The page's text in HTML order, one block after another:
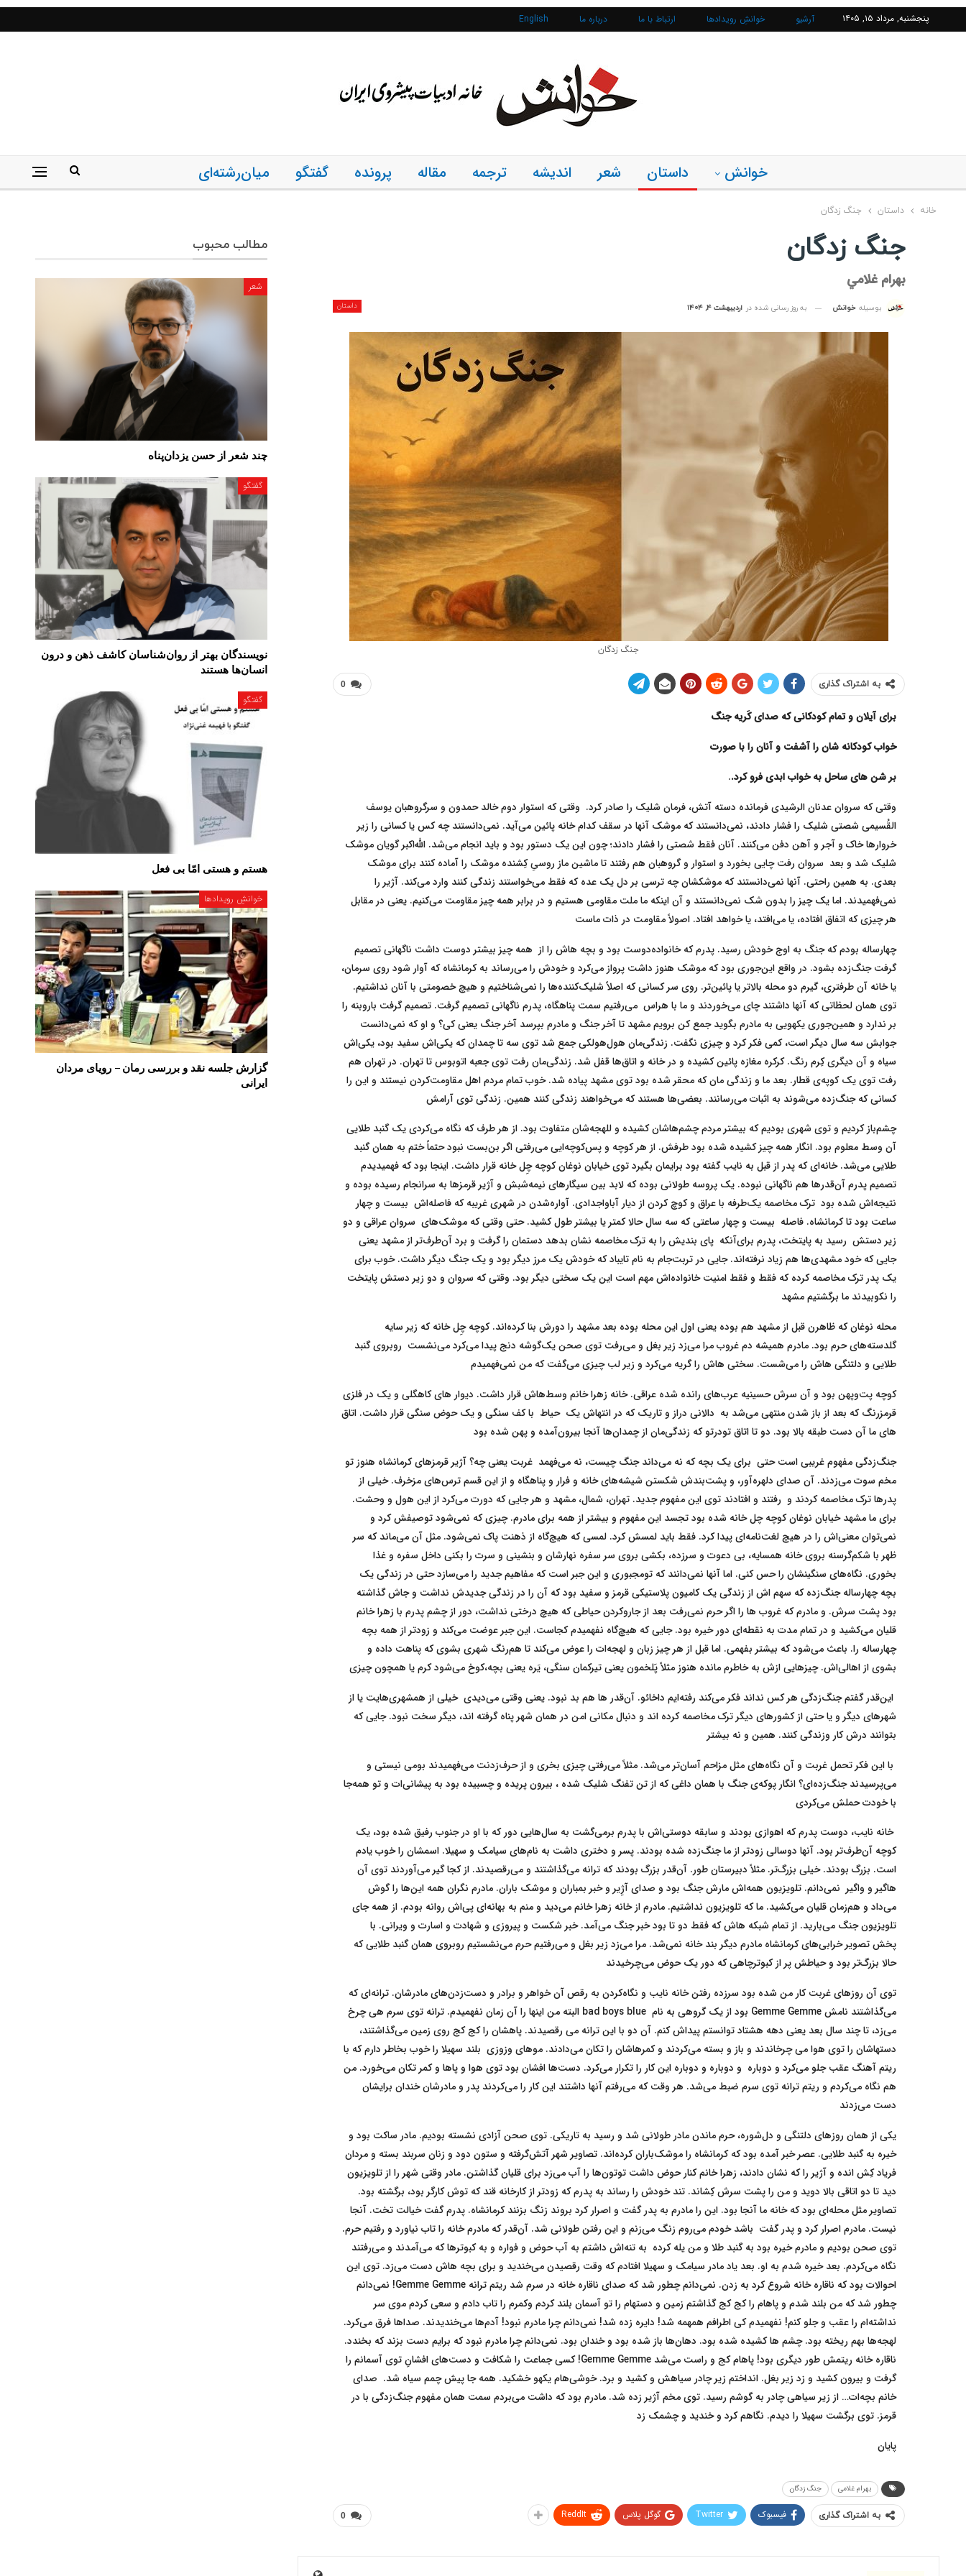
پنجشنبه, مرداد ۱۵, ۱۴۰۵ آرشیو خوانشِ رویدادها ارتباط با ما درباره ما English
خوانش داستان شعر اندیشه ترجمه مقاله پرونده گفتگو میان‌رشته‌ای
خانه داستان جنگ زدگان
جنگ زدگان
بهرام غلامي
داستان بوسیله خوانش به روز رسانی شده در اردیبهشت ۴, ۱۴۰۴
جنگ زدگان
0 به اشتراک گذاری
برای آیلان و تمام کودکانی که صدای کَریه جنگ
خواب کودکانه شان را آشفت و آنان را با صورت
بر شن های ساحل به خواب ابدی فرو کرد..
وقتی که سروان عدنان الرشیدی فرمانده دسته آتش، فرمان شلیک را صادر کرد. وقتی که استوار دوم خالد حمدون و سرگروهبان یوسف
القُسیمی شصتی شلیک را فشار دادند، نمی‌دانستند که موشک آنها در سقف کدام خانه پائین می‌آید. نمی‌دانستند چه کس یا کسانی را زیر
خروارها خاک و آجر و آهن دفن می‌کنند. آنان فقط شصتی را فشار دادند؛ چون این یک دستور بود و باید انجام می‌شد. الله‌اکبر گویان موشک
شلیک شد و بعد سروان رفت چایی بخورد و استوار و گروهبان هم رفتند تا ماشین ماز روسیِ کِشنده موشک را آماده کنند برای موشک
بعدی. به همین راحتی. آنها نمی‌دانستند که موشکشان چه ترسی بر دل یک عده که فقط می‌خواستند زندگی کنند وارد می‌کند. آژیر را
نمی‌فهمیدند. اما یک چیز را بدون شک نمی‌دانستند و آن اینکه ما ملت مقاومی هستیم و در برابر همه چیز مقاومت می‌کنیم. یعنی در مقابل
هر چیزی که اتفاق افتاده، یا می‌افتد، یا خواهد افتاد. اصولاً مقاومت در ذات ماست
چهار‌ساله بودم که جنگ به اوج خودش رسید. پدرم که خانواده‌دوست بود و بچه هاش را از همه چیز بیشتر دوست داشت ناگهانی تصمیم
گرفت جنگ‌زده بشود. در واقع این‌جوری بود که موشک هنوز داشت پرواز می‌کرد و خودش را می‌رساند به کرمانشاه که آوار شود روی سرمان،
یا خانه آن طرفتری، گیرم دو محله بالاتر یا پائین‌تر. روی سر کسانی که اصلاً شلیک‌کننده‌ها را نمی‌شناختیم و هیچ خصومتی با آنان نداشتیم.
توی همان لحظاتی که آنها داشتند چای می‌خوردند و ما با هراس می‌رفتیم سمت پناهگاه، پدرم ناگهانی تصمیم گرفت. تصمیم گرفت باروبنه را
بر ندارد و همین‌جوری یکهویی به مادرم بگوید جمع کن برویم مشهد تا آخر جنگ و مادرم بپرسد آخر جنگ یعنی کی؟ و او که نمی‌دانست
جوابش سه سال دیگر است، کمی فکر کرد و چیزی نگفت. زندگی‌مان هول‌هولکی جمع شد توی سه تا چمدان که یکی‌اش سفید بود، یکی‌اش
سیاه و آن دیگری کِرم رنگ. کرکره مغازه پائین کشیده و در خانه و اتاق‌ها قفل شد. زندگی‌مان رفت توی جعبه اتوبوس تا تهران. در تهران هم
رفت توی یک کوپه‌ی قطار. بعد ما و زندگی مان که محقر شده بود توی مشهد پیاده شد. خوب تمام مردم اهل مقاومت‌کردن نیستند و این را
کسانی که جنگ‌زده می‌شوند به اثبات می‌رسانند. بعضی‌ها هستند که می‌خواهند زندگی کنند همین. زندگی توی آرامش
چشم‌باز کردیم و توی شهری بودیم که بیشتر مردم چشم‌هاشان کشیده و للهجه‌شان متفاوت بود. از هر طرف که نگاه‌ می‌کردی یک گنبد طلایی
آن وسط معلوم بود. انگار همه چیز کشیده شده بود طرفش. از هر کوچه و پس‌کوچه‌ایی می‌رفتی اگر بن‌بست نبود حتماً ختم به همان گنبد
طلایی می‌شد. خانه‌ای که پدر از قبل به نایب گفته بود برایمان بگیرد توی خیابان نوغان کوچه چِل خانه قرار داشت. اینجا بود که فهمیدیدم
تصمیم پدرم آن‌قدرها هم ناگهانی نبوده. یک پروسه طولانی بوده که لابد بین سیگارهای نیمه‌شبش و آژیر قرمزها به سرانجام رسیده بوده و
نتیجه‌اش شده بود ترک مخاصمه یک‌طرفه با عراق و کوچ کردن از دیار آباواجدادی. آواره‌شدن در شهری غریبه که فاصله‌اش بیست و چهار
ساعت بود تا کرمانشاه. فاصله بیست و چهار ساعتی که سه سال حالا کمتر یا بیشتر طول کشید. حتی وقتی که موشک‌های سروان عراقی و دو
زیر دستش رسید به پایتخت، پدرم برای‌آنکه پای بندیش را به ترک مخاصمه نشان بدهد دستمان را گرفت و برد آن‌طرف‌تر از مشهد یعنی
جایی که خود مشهدی‌ها هم زیاد نرفته‌اند. جایی در تربت‌جام به نام تایباد که خودش یک مرز دیگر بود و یک جنگ دیگر داشت. خوب برای
یک پدر ترک مخاصمه کرده که فقط و فقط امنیت خانواده‌اش مهم است این یک سختی دیگر بود. وقتی که سروان و دو زیر دستش پایتخت
را نکوبیدند ما برگشتیم مشهد
محله نوغان که ظاهرن قبل از مشهد هم بوده یعنی اول این محله بوده بعد مشهد را دورش بنا کرده‌اند. کوچه چِل خانه که زیر سایه
گلدسته‌های حرم بود. مادرم همیشه دم غروب مرا می‌زد زیر بغل و می‌رفت توی صحن یک‌گوشه دنج پیدا می‌کرد می‌نشست روبروی گنبد
طلایی و دلتنگی هاش را می‌شست. سختی هاش را گریه می‌کرد و زیر لب چیزی می‌گفت که من نمی‌فهمیدم
کوچه پت‌وپهن بود و آن سرش حسینیه عرب‌های رانده شده عراقی. خانه زهرا خانم وسط‌هاش قرار داشت. دیوار های کاهگلی و یک در فلزی
قرمزرنگ که بعد از باز شدن منتهی می‌شد به دالانی دراز و تاریک که در انتهاش یک حیاط با کف سنگی و یک حوض سنگی قرار داشت. اتاق
های ما آن دست طبقه بالا بود. دو تا اتاق تودرتو که زندگی‌مان از چمدان‌ها آنجا بیرون‌آمده و پهن شده بود
جنگ‌زدگی مفهوم غریبی است حتی برای یک بچه که نه می‌داند جنگ چیست، نه می‌فهمد غربت یعنی چه؟ آژیر قرمزهای کرمانشاه هنوز تو
مخم سوت می‌زدند. آن صدای دلهره‌آور، و پشت‌بندش شکستن شیشه‌های خانه و فرار و پناهگاه و از این قسم ترس‌های مزخرف. خیلی از
پدرها ترک مخاصمه کردند و رفتند و افتادند توی این مفهوم جدید. تهران، شمال، مشهد و هر جایی که دورت می‌کرد از این هول و وحشت.
برای ما مشهد خیابان نوغان کوچه چل خانه شده بود تجسد این مفهوم و بیشتر از همه برای مادرم. چیزی که نمی‌شود توصیفش کرد و
نمی‌توان معنی‌اش را در هیچ لغت‌نامه‌ای پیدا کرد. فقط باید لمسش کرد. لمسی که هیچ‌گاه از ذهنت پاک نمی‌شود. مثل آن می‌ماند که سر
ظهر با شکم‌گرسنه بروی خانه همسایه، بی دعوت و سرزده، بکشی بروی سر سفره نهارشان و بنشینی و سرت را بکنی داخل سفره و غذا
بخوری. نگاه‌های سنگینشان را حس کنی. اما آنها نمی‌دانند که تو‌مجبوری و این جبر است که مفاهیم جدید را می‌سازد حتی در زندگی یک
بچه چهار‌ساله جنگ‌زده که سهم اش از زندگی یک کامیون پلاستیکی قرمز و سفید بود که آن را در زندگی جدیدش نداشت و جاش گذاشته
بود پشت سرش. و مادرم که غروب ها را اگر حرم نمی‌رفت بعد از جاروکردن حیاطی که هیچ درختی نداشت، دور از چشم پدرم با زهرا خانم
قلیان می‌کشید و در تمام مدت به نقطه‌ای دور خیره بود. جایی که هیچ‌گاه نفهمیدم کجاست. این جبر عوضت می‌کند و زودتر از همه بچه
چهار‌ساله را. باعث می‌شود که بیشتر بفهمی. اما قبل از هر چیز زبان و لهجه‌ات را عوض می‌کند تا هم‌رنگ شهری بشوی که پناهت داده و
بشوی از اهالی‌اش. چیزهایی ازش به خاطرم مانده هنوز مثلاً پَلخمون یعنی تیرکمان سنگی، یَره یعنی بچه،کوخ می‌شود کرم یا همچون چیزی
این‌قدر گفتم جنگ‌زدگی هر کس نداند فکر می‌کند رفته‌ایم داخائو. آن‌قدر ها هم بد نبود. یعنی وقتی می‌دیدی خیلی از همشهری‌هایت یا از
شهرهای دیگر و یا حتی از کشورهای دیگر ترک مخاصمه کرده اند و دنبال مکانی امن در همان شهر پناه گرفته اند، دیگر سخت نبود. جایی که
بتوانند درش کار وزندگی کنند. همین و نه بیشتر
با این فکر تحمل غربت و آن نگاه‌های مثل مزاحم آسان‌تر می‌شد. مثلاً می‌رفتی چیزی بخری و از حرف‌زدنت می‌فهمیدند بومی نیستی و
می‌پرسیدند جنگ‌زده‌ای؟ انگار پوکه‌ی جنگ با همان داغی که از تن تفنگ شلیک شده ، بیرون پریده و چسبیده بود به پیشانی‌ات و تو همه‌جا
با خودت حملش می‌کردی
خانه نایب، دوست پدرم که اهوازی بودند و سابقه دوستی‌اش با پدرم برمی‌گشت به سال‌هایی دور که با او در جنوب رفیق شده بود، یک
کوچه آن‌طرف‌تر بود. آنها دوسالی زودتر از ما جنگ‌زده شده بودند. پسر و دختری داشت به نام‌های سیامک و سهیلا. اسمشان را خوب یادم
است. بزرگ بودند. خیلی بزرگ‌تر. مثلاً دبیرستان طور. آن‌قدر بزرگ بودند که ترانه می‌گذاشتند و‌ می‌رقصیدند. از کجا گیر می‌آوردند توی آن
هاگیر و واگیر نمی‌دانم. تلویزیون همه‌اش مارش جنگ بود و صدای آژِیر و خبر بمباران و موشک باران. مادرم نگران همه این‌ها را گوش
می‌داد و هم‌زمان قلیان می‌کشید. ما که تلویزیون نداشتیم. مادرم از خانه زهرا خانم می‌دید و منم به بهانه‌ای پی‌اش روانه بودم. از همه جای
تلویزیون جنگ می‌بارید. از تمام شبکه هاش که فقط دو تا بود خبر جنگ می‌آمد. خبر شکست و پیروزی و شهادت و اسارت و ویرانی. با
پخش تصویر خرابی‌های کرمانشاه مادرم دیگر بند خانه نمی‌شد. مرا می‌زد زیر بغل و می‌رفتیم حرم می‌نشستیم روبروی همان گنبد طلایی که
حالا بزرگ‌تر بود و حیاطش پر از کبوترچاهی که دور یک حوض می‌چرخیدند
توی آن روزهای غربت کار من شده بود سرزده رفتن خانه نایب و نگاه‌کردن به رقص آن خواهر و برادر و دست‌زدن‌های مادرشان. ترانه‌ای که
می‌گذاشتند نامش Gemme Gemme بود از یک گروهی به نام bad boys blue البته من اینها را آن زمان نفهمیدم. ترانه توی سرم هی چرخ
می‌زد، تا چند سال بعد یعنی دهه هشتاد توانستم پیداش کنم. آن دو با این ترانه می رقصیدند. پاهشان را کج کج روی زمین می‌گذاشتند،
دستهاشان را توی هوا می چرخاندند و باز و بسته می‌کردند و کمرهاشان را تکان می‌دادند. موهای وزوزی بلند سهیلا را خوب بخاطر دارم که با
ریتم آهنگ عقب جلو می‌کرد و دوباره و دوباره و دوباره این کار را تکرار می‌کرد. دست‌ها افشان بود توی هوا و پاها و کمر تکان می‌خورد. من
هم نگاه می‌کردم و ریتم ترانه توی سرم ضبط می‌شد. هر وقت که می‌رفتم آنها داشتند این کار را می‌کردند پدر و مادرشان خندان برایشان
دست می‌زدند
یکی از همان روزهای دلتنگی و دل‌شوره، حرم ماندن مادر طولانی شد و رسید به تاریکی. توی صحن آزادی نشسته بودیم. مادر ساکت بود و
خیره به گنبد طلایی. عصر خبر آمده بود که کرمانشاه را موشک‌باران کرده‌اند. تصاویر شهر آتش‌گرفته و ستون دود و زنان سربند بسته و مردان
فریاد کِش انده و آژیر را که نشان دادند، زهرا خانم کنار حوض داشت توتون‌ها را آب می‌زد برای قلیان گذاشتن. مادر وقتی شهر را از تلویزیون
دید تا دو اتاقی بالا دوید و من را پشت سرش کِشاند. تند خودش را رساند به پدرم که زودتر از کارخانه قند که توش کارگر بود، برگشته بود.
تصاویر مثل محله‌ای بود که خانه ما آنجا بود. این را مادرم به پدر گفت و اصرار کرد بروند زنگ بزنند کرمانشاه. پدرم گفت خیالت تخت. آنجا
نیست. مادرم اصرار کرد و پدر گفت باشد خودم می‌روم زنگ می‌زنم و این رفتن طولانی شد. آن‌قدر که مادرم خانه را تاب نیاورد و رفتیم حرم.
توی صحن بودیم و مادرم خیره بود به گنبد طلا و من یله کرده به تنه‌اش داشتم به آب حوض و فواره و به کبوترها که می‌آمدند و می‌رفتند
نگاه می‌کردم. بعد خیره شدم به او. بعد یاد مادر سیامک و سهیلا افتادم که وقت رقصیدن می‌خندید و برای بچه هاش دست می‌زد. توی این
احوالات بود که ناقاره خانه شروع کرد به زدن. نمی‌دانم چطور شد که صدای ناقاره خانه در سرم شد ریتم ترانه Gemme Gemme! نمی‌دانم
چطور شد که من بلند شدم و پاهام را کج کج گذاشتم زمین و دستهام را تو آسمان بلند کردم و‌کمرم را تاب دادم و سعی کردم موی سر
نداشته‌ام را عقب و جلو کنم! نفهمیدم کی اطرافم همهمه شد! دایره زده شد! نمی‌دانم چرا مادرم نبود! آدم‌ها می‌خندیدند. صداها فرق می‌کرد.
لهجه‌ها بهم ریخته بود. چشم ها کشیده شده بود. دهان‌ها باز شده بود و خندان بود. نمی‌دانم چرا مادرم نبود که برایم دست بزند که بخندد.
ناقاره خانه ریتمش طور دیگری بود! پاهام کج و راست می‌شد Gemme Gemme! کسی جماعت را شکافت و دست‌های افشانِ توی آسمانم را
گرفت و بیرون کشید و زد زیر بغل. انداختم زیر چادر سیاهش و کشید و برد. خوشی‌هام یکهو خشکید. همه جا پیش چمم سیاه شد. صدای
خانم بچه‌ات… از زیر سیاهی چادر به گوشم رسید. توی مخم آژیر زده شد. مادرم بود که داشت می‌بردم سمت همان مفهوم جنگ‌زدگی با در
قرمز. توی برگشت سهیلا را دیدم. نگاهم کرد و خندید و‌ چشمک زد
پایان
بهرام غلامی جنگ زدگان
0 به اشتراک گذاری فیسبوک Twitter گوگل پلاس ReddIt
مطالب محبوب
شعر
چند شعر از حسن یزدان‌پناه
گفتگو
نویسندگان بهتر از روان‌شناسان کاشف ذهن و درون
انسان‌ها هستند
گفتگو
هستم و هستی امّا بی فعل
خوانشِ رویدادها
گزارش جلسه نقد و بررسی رمان – رویای مردان
ایرانی